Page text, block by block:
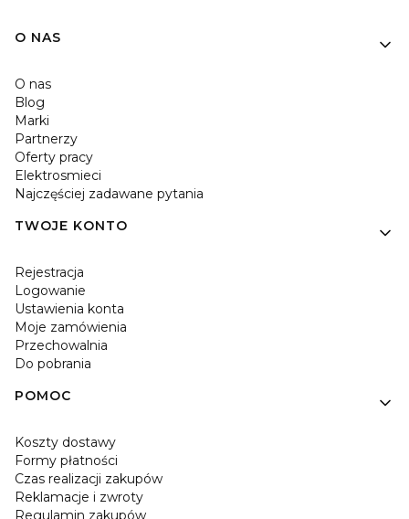
O NAS
O nas
Blog
Marki
Partnerzy
Oferty pracy
Elektrosmieci
Najczęściej zadawane pytania
TWOJE KONTO
Rejestracja
Logowanie
Ustawienia konta
Moje zamówienia
Przechowalnia
Do pobrania
POMOC
Koszty dostawy
Formy płatności
Czas realizacji zakupów
Reklamacje i zwroty
Regulamin zakupów